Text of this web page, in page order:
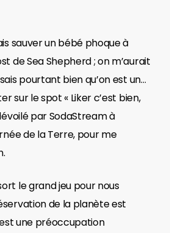
sauver un bébé phoque à
de Sea Shepherd ; on m’aurait
pourtant bien qu’on est un…
sur le spot « Liker c’est bien,
par SodaStream à
de la Terre, pour me
le grand jeu pour nous
de la planète est
une préoccupation